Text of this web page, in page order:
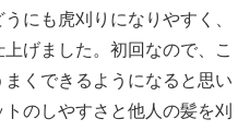
にも虎刈りになりやすく、
げました。初回なので、こ
くできるようになると思い
のしやすさと他人の髪を刈